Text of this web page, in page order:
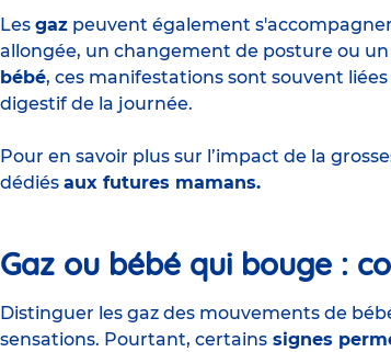
Les gaz peuvent également
allongée, un changement de posture ou
bébé, ces manifestations sont souvent
digestif de la journée.
Pour en savoir plus sur l’impact de la
dédiés aux futures mamans.
Gaz ou bébé qui bouge :
Distinguer les gaz des mouvements de
sensations. Pourtant, certains signes